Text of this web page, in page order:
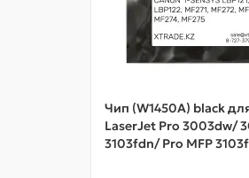
Чип (W1450A) black
LaserJet Pro 3003dw/
3103fdn/ Pro MFP